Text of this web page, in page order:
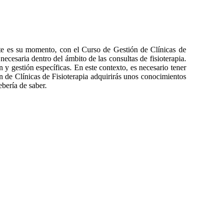
es su momento, con el Curso de Gestión de Clínicas de
dentro del ámbito de las consultas de fisioterapia.
gestión específicas. En este contexto, es necesario tener
Clínicas de Fisioterapia adquirirás unos conocimientos
de saber.